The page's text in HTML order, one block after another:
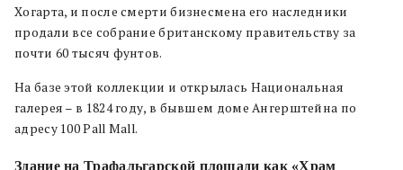
Хогарта, и после смерти бизнесмена его наследники
продали все собрание британскому правительству за
почти 60 тысяч фунтов.
На базе этой коллекции и открылась Национальная
галерея – в 1824 году, в бывшем доме Ангерштейна по
адресу 100 Pall Mall.
Здание на Трафальгарской площади как «Храм